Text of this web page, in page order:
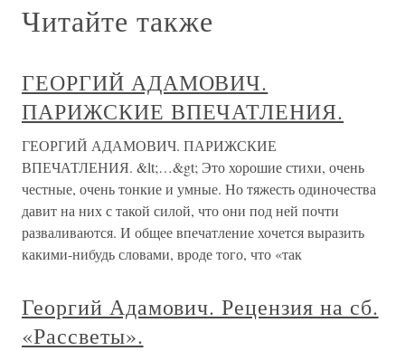
Читайте также
ГЕОРГИЙ АДАМОВИЧ.
ПАРИЖСКИЕ ВПЕЧАТЛЕНИЯ.
ГЕОРГИЙ АДАМОВИЧ. ПАРИЖСКИЕ
ВПЕЧАТЛЕНИЯ. &lt;…&gt; Это хорошие стихи, очень
честные, очень тонкие и умные. Но тяжесть одиночества
давит на них с такой силой, что они под ней почти
разваливаются. И общее впечатление хочется выразить
какими-нибудь словами, вроде того, что «так
Георгий Адамович. Рецензия на сб.
«Рассветы».